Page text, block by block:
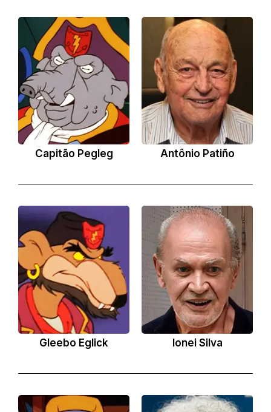
Capitão Pegleg Antônio Patiño
Gleebo Eglick Ionei Silva